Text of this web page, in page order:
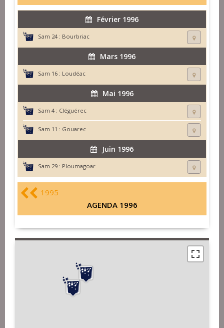
Février 1996
Sam 24 : Bourbriac
Mars 1996
Sam 16 : Loudéac
Mai 1996
Sam 4 : Cléguérec
Sam 11 : Gouarec
Juin 1996
Sam 29 : Ploumagoar
1995
AGENDA 1996